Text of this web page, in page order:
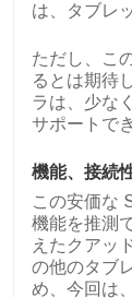
は、タブレ
ただし、こ
るとは期待
ラは、少な
サポートで
機能、接続
この安価な
機能を推測
えたクアッ
の他のタブ
め、今回は